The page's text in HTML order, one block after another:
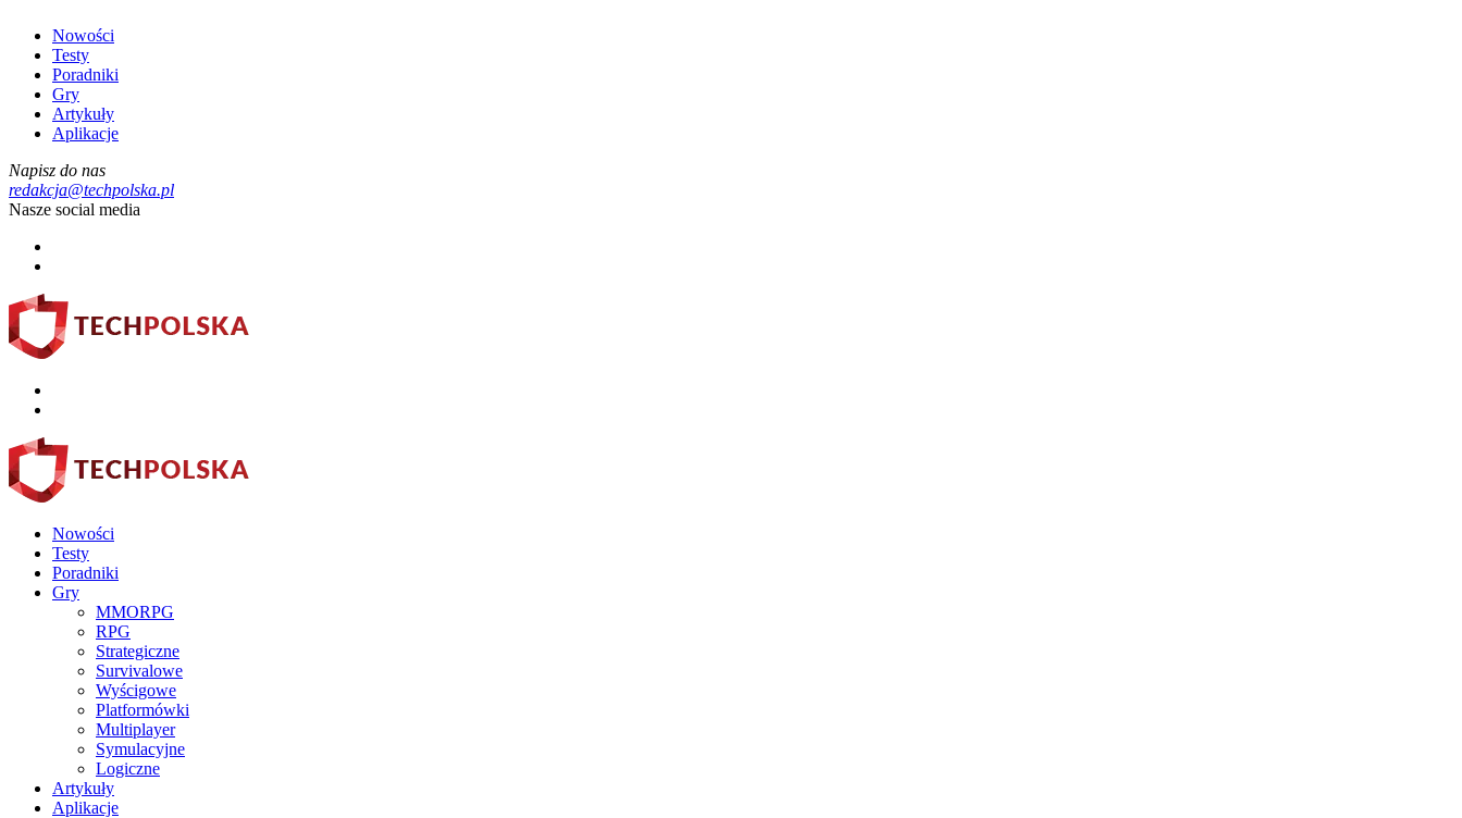
Nowości
Testy
Poradniki
Gry
Artykuły
Aplikacje
Napisz do nas
redakcja@techpolska.pl
Nasze social media
Nowości
Testy
Poradniki
Gry
MMORPG
RPG
Strategiczne
Survivalowe
Wyścigowe
Platformówki
Multiplayer
Symulacyjne
Logiczne
Artykuły
Aplikacje